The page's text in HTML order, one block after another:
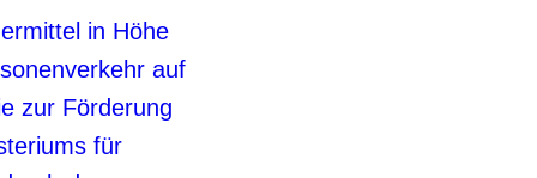
in Höhe
auf
zur Förderung
für